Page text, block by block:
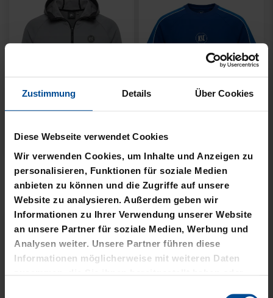
Zustimmung Details Über Cookies
Diese Webseite verwendet Cookies
Wir verwenden Cookies, um Inhalte und Anzeigen zu
personalisieren, Funktionen für soziale Medien
anbieten zu können und die Zugriffe auf unsere
Website zu analysieren. Außerdem geben wir
Informationen zu Ihrer Verwendung unserer Website
an unsere Partner für soziale Medien, Werbung und
Analysen weiter. Unsere Partner führen diese
Informationen möglicherweise mit weiteren Daten
Ausverkauft Neu
FLEECEJACKE LOGO
PERFORMANCE GRAU-
SCHWARZ
Ausverkauft
T-SHIRT 2000 NAVY
2025